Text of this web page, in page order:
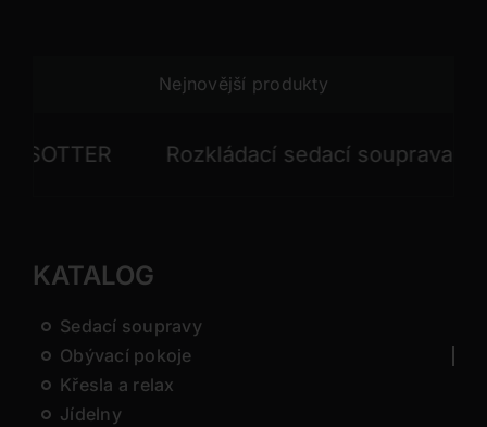
Nejnovější produkty
Rozkládací sedací souprava FRAME
KATALOG
Sedací soupravy
Obývací pokoje
Křesla a relax
Jídelny